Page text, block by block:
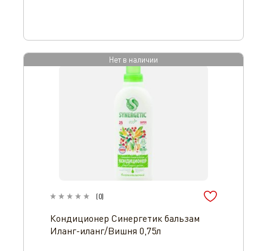
Нет в наличии
(0)
Кондиционер Синергетик бальзам
Иланг-иланг/Вишня 0,75л